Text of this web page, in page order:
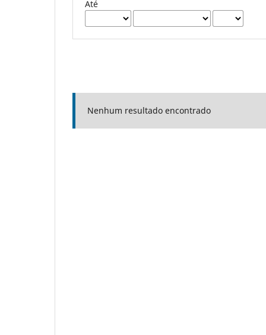
Até
Nenhum resultado encontrado